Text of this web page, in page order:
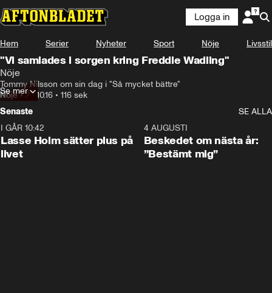
Logga in
Hem Serier Nyheter Sport Nöje Livsstil
"Vi samlades i sorgen kring Freddie Wadling"
Nöje
Tommy Nilsson om sin dag i "Så mycket bättre"
Nöje•22.10.16 • 116 sek
Se mer
Senaste
SE ALLA
I GÅR 10:42
Lasse Holm sätter plus på
livet
4 AUGUSTI
Beskedet om nästa år:
”Bestämt mig”